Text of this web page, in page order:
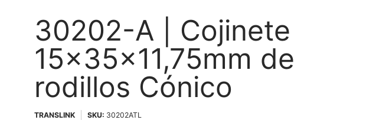
30202-A | Cojinete
15x35x11,75mm de
rodillos Cónico
TRANSLINK SKU: 30202ATL